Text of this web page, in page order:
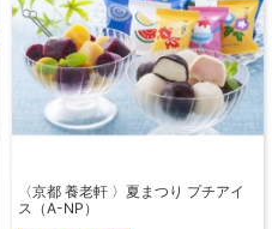
〈京都 養老軒 〉夏まつり プチアイ
ス（A-NP）